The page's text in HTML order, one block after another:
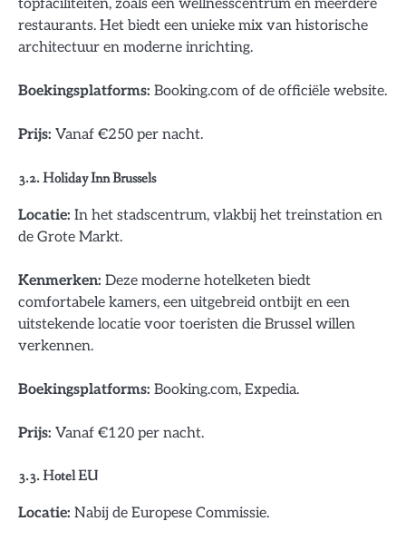
topfaciliteiten, zoals een wellnesscentrum en meerdere
restaurants. Het biedt een unieke mix van historische
architectuur en moderne inrichting.
Boekingsplatforms: Booking.com of de officiële website.
Prijs: Vanaf €250 per nacht.
3.2. Holiday Inn Brussels
Locatie: In het stadscentrum, vlakbij het treinstation en
de Grote Markt.
Kenmerken: Deze moderne hotelketen biedt
comfortabele kamers, een uitgebreid ontbijt en een
uitstekende locatie voor toeristen die Brussel willen
verkennen.
Boekingsplatforms: Booking.com, Expedia.
Prijs: Vanaf €120 per nacht.
3.3. Hotel EU
Locatie: Nabij de Europese Commissie.